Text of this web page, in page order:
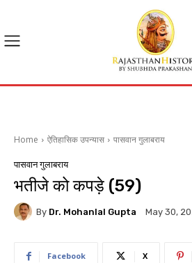
Home ऐतिहासिक उपन्यास पासवान गुलाबराय
पासवान गुलाबराय
भतीजे को कपड़े (59)
By Dr. Mohanlal Gupta May 30,
Facebook X